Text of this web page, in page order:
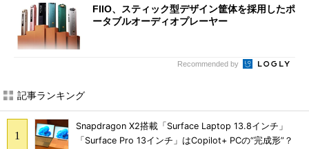
FIIO、スティック型デザイン筐体を採用したポ
ータブルオーディオプレーヤー
Recommended by
記事ランキング
Snapdragon X2搭載「Surface Laptop 13.8インチ」
「Surface Pro 13インチ」はCopilot+ PCの“完成形”？